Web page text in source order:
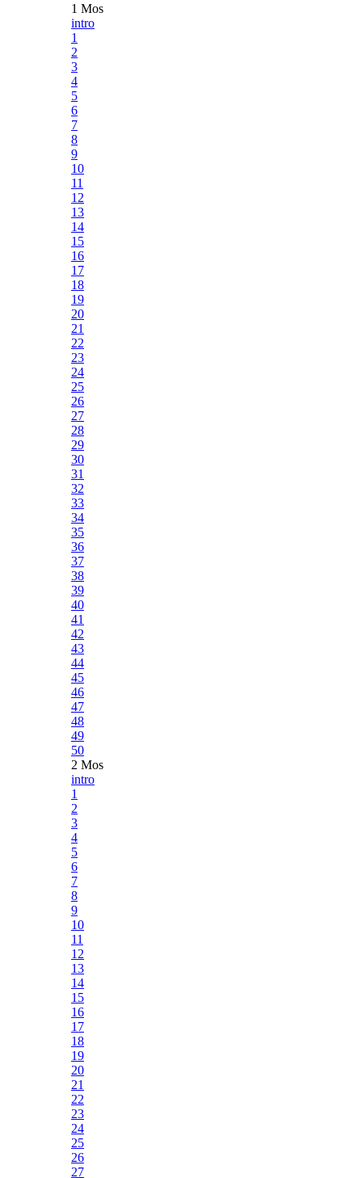
1 Mos
intro
1
2
3
4
5
6
7
8
9
10
11
12
13
14
15
16
17
18
19
20
21
22
23
24
25
26
27
28
29
30
31
32
33
34
35
36
37
38
39
40
41
42
43
44
45
46
47
48
49
50
2 Mos
intro
1
2
3
4
5
6
7
8
9
10
11
12
13
14
15
16
17
18
19
20
21
22
23
24
25
26
27